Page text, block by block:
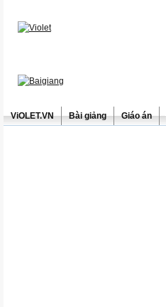
ViOLET.VN Bài giảng Giáo án